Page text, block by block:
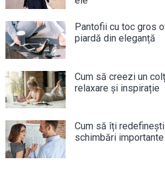
Pantofii cu toc gros
piardă din eleganță
Cum să creezi un
relaxare și inspirație
Cum să îți
schimbări importante